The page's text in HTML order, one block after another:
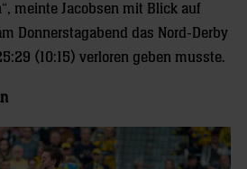
meinte Jacobsen mit Blick auf
Donnerstagabend das Nord-Derby
(10:15) verloren geben musste.